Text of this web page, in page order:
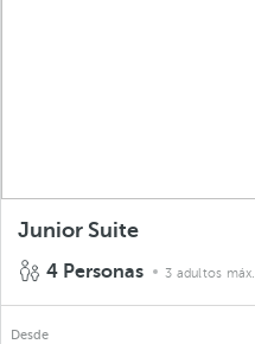
Junior Suite
4 Personas
3 adultos máx.
Desde